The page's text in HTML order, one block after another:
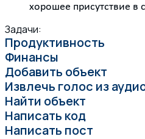
хорошее присутствие в
Задачи:
Продуктивность
Финансы
Добавить объект
Извлечь голос из
Найти объект
Написать код
Написать пост